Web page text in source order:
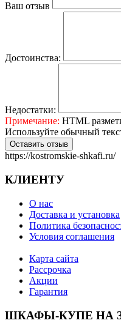
Ваш отзыв
Достоинства:
Недостатки:
Примечание: HTML
Используйте обычный
Оставить отзыв
https://kostromskie-shkafi.ru/
КЛИЕНТУ
О нас
Доставка и установка
Политика
Условия соглашения
Карта сайта
Рассрочка
Акции
Гарантия
ШКАФЫ-КУПЕ НА